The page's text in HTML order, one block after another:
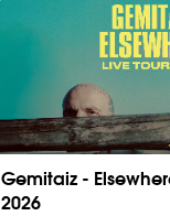
Gemitaiz -
2026